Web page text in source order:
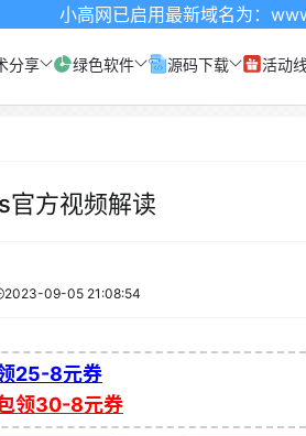
网已启用最新域名为：
分享 绿色软件 源码下载 活动
方视频解读
2023-09-05 21:08:54
25-8元券
领30-8元券